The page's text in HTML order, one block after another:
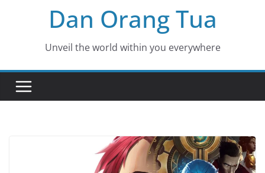
Dan Orang Tua
Unveil the world within you everywhere